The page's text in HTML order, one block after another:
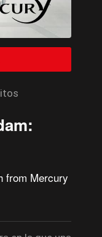
from Mercury